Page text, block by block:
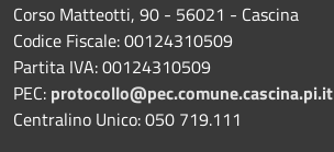
Corso Matteotti, 90 - 56021 - Cascina
Codice Fiscale: 00124310509
Partita IVA: 00124310509
PEC: protocollo@pec.comune.cascina.pi.it
Centralino Unico: 050 719.111